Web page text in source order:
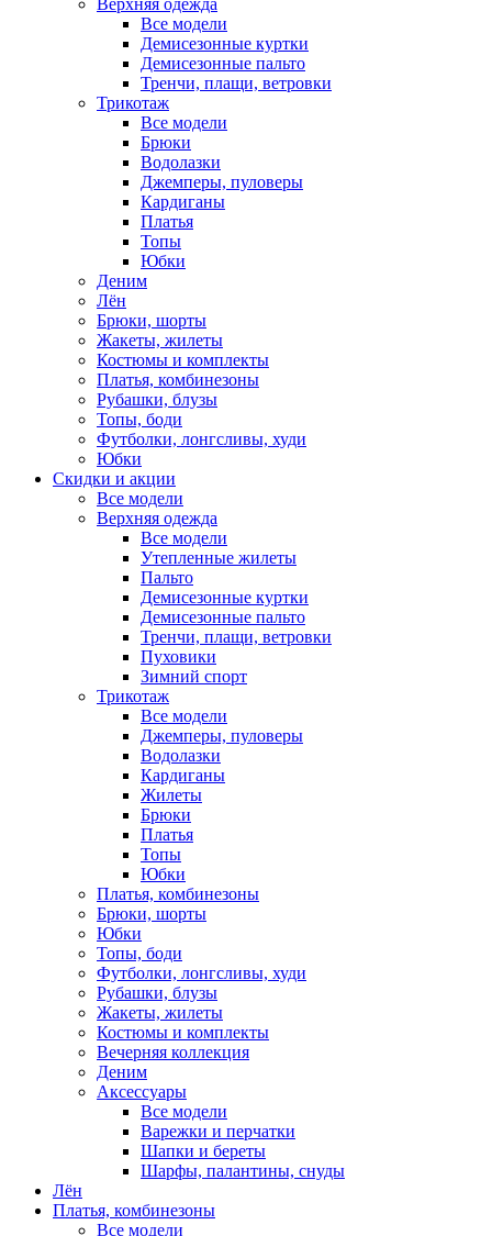
Верхняя одежда
Все модели
Демисезонные куртки
Демисезонные пальто
Тренчи, плащи, ветровки
Трикотаж
Все модели
Брюки
Водолазки
Джемперы, пуловеры
Кардиганы
Платья
Топы
Юбки
Деним
Лён
Брюки, шорты
Жакеты, жилеты
Костюмы и комплекты
Платья, комбинезоны
Рубашки, блузы
Топы, боди
Футболки, лонгсливы, худи
Юбки
Скидки и акции
Все модели
Верхняя одежда
Все модели
Утепленные жилеты
Пальто
Демисезонные куртки
Демисезонные пальто
Тренчи, плащи, ветровки
Пуховики
Зимний спорт
Трикотаж
Все модели
Джемперы, пуловеры
Водолазки
Кардиганы
Жилеты
Брюки
Платья
Топы
Юбки
Платья, комбинезоны
Брюки, шорты
Юбки
Топы, боди
Футболки, лонгсливы, худи
Рубашки, блузы
Жакеты, жилеты
Костюмы и комплекты
Вечерняя коллекция
Деним
Аксессуары
Все модели
Варежки и перчатки
Шапки и береты
Шарфы, палантины, снуды
Лён
Платья, комбинезоны
Все модели